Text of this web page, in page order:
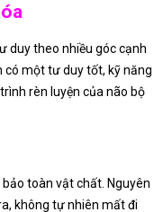
duy theo nhiều góc cạnh
có một tư duy tốt, kỹ năng
rèn luyện của não bộ
toàn vật chất. Nguyên
không tự nhiên mất đi